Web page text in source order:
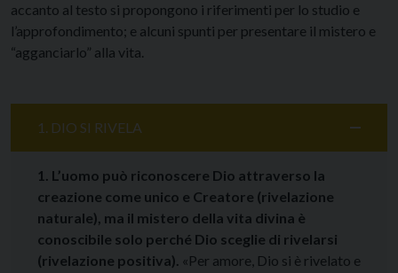
accanto al testo si propongono i riferimenti per lo studio e
l’approfondimento; e alcuni spunti per presentare il mistero e
“agganciarlo” alla vita.
1. DIO SI RIVELA
1. L’uomo può riconoscere Dio attraverso la
creazione come unico e Creatore (rivelazione
naturale), ma il mistero della vita divina è
conoscibile solo perché Dio sceglie di rivelarsi
(rivelazione positiva). «Per amore, Dio si è rivelato e